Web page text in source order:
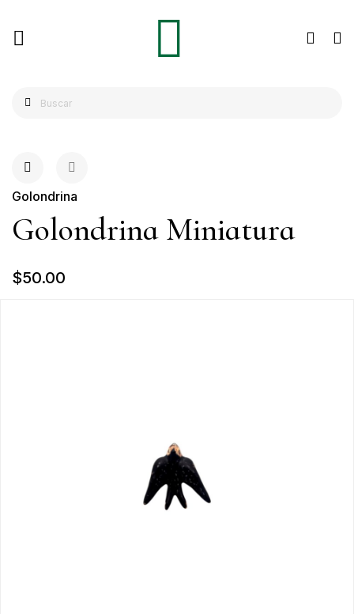
Golondrina
Golondrina Miniatura
$50.00